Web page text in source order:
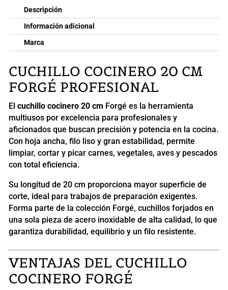
Descripción
Información adicional
Marca
CUCHILLO COCINERO 20 CM
FORGÉ PROFESIONAL
El cuchillo cocinero 20 cm Forgé es la herramienta
multiusos por excelencia para profesionales y
aficionados que buscan precisión y potencia en la cocina.
Con hoja ancha, filo liso y gran estabilidad, permite
limpiar, cortar y picar carnes, vegetales, aves y pescados
con total eficiencia.
Su longitud de 20 cm proporciona mayor superficie de
corte, ideal para trabajos de preparación exigentes.
Forma parte de la colección Forgé, cuchillos forjados en
una sola pieza de acero inoxidable de alta calidad, lo que
garantiza durabilidad, equilibrio y un filo resistente.
VENTAJAS DEL CUCHILLO
COCINERO FORGÉ